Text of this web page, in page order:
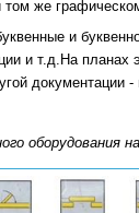
же
и
и т.д.На планах
документации -
оборудования